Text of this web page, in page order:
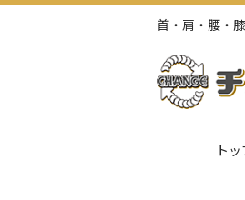
首・肩・腰・
ト